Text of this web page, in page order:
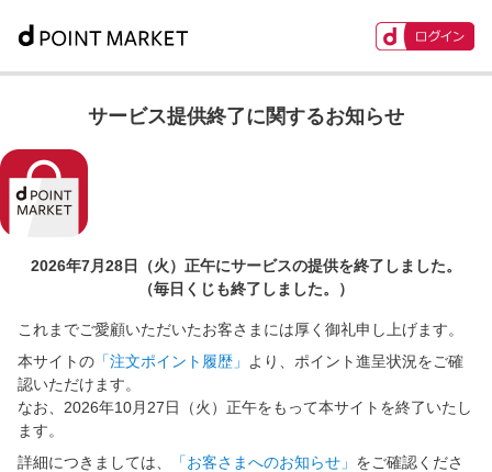
サービス提供終了に関するお知らせ
2026年7月28日（火）正午にサービスの提供を終了しました。
（毎日くじも終了しました。）
これまでご愛顧いただいたお客さまには厚く御礼申し上げます。
本サイトの 「注文ポイント履歴」
より、ポイント進呈状況をご確
認いただけます。
なお、2026年10月27日（火）正午をもって本サイトを終了いたし
ます。
詳細につきましては、
「お客さまへのお知らせ」 をご確認くださ